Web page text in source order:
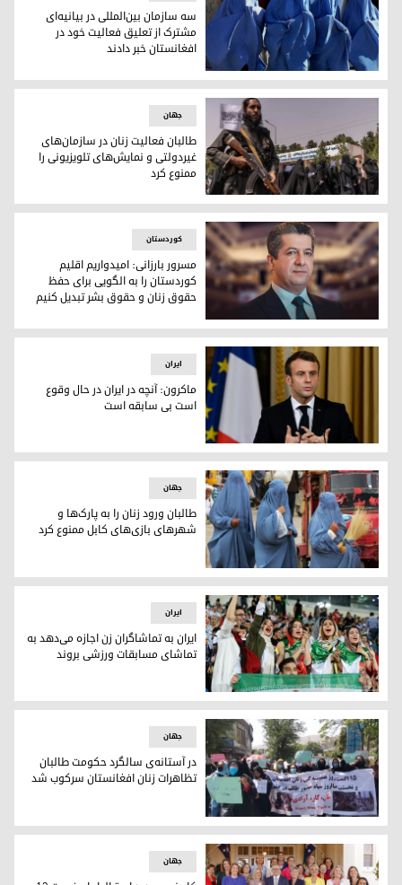
زنان افغانستان/ آرشیو
سه سازمان بین‌المللی در بیانیه‌ای
مشترک از تعلیق فعالیت خود در
افغانستان خبر دادند
.
جهان
طالبان فعالیت زنان در سازمان‌های
غیردولتی و نمایش‌های تلویزیونی را
ممنوع کرد
مسرور بارزانی: امیدواریم اقلیم کوردستان را به الگویی
کوردستان
مسرور بارزانی: امیدواریم اقلیم
کوردستان را به الگویی برای حفظ
حقوق زنان و حقوق بشر تبدیل کنیم
امانوئل ماکرون رییس جمهوری فرانسه
ایران
ماکرون: آنچه در ایران در حال وقوع
است بی سابقه است
زنان افغانستانی
جهان
طالبان ورود زنان را به پارک‌ها و
شهرهای بازی‌های کابل ممنوع کرد
ایران به تماشاگران زن اجازه می‌دهد به تماشای مسابقات
ایران
ایران به تماشاگران زن اجازه می‌دهد به
تماشای مسابقات ورزشی بروند
تظاهرات زنان در افغانستان
جهان
در آستانه‌ی سالگرد حکومت طالبان
تظاهرات زنان افغانستان سرکوب شد
جهان